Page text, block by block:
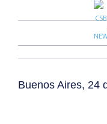
Buenos Aires, 24